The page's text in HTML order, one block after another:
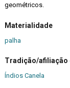
geométricos.
Materialidade
palha
Tradição/afiliação
Índios Canela